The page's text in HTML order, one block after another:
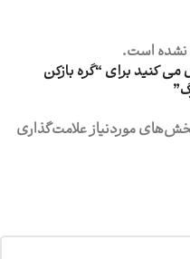
نشده است.
کنید برای “گره بازکن
موردنیاز علامت‌گذاری